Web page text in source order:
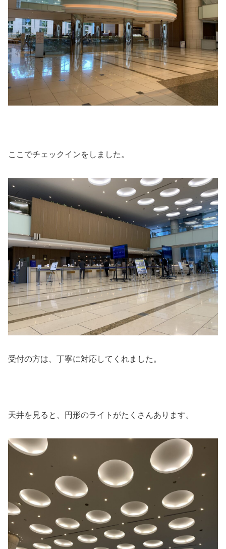
ここでチェックインをしました。
受付の方は、丁寧に対応してくれました。
天井を見ると、円形のライトがたくさんあります。